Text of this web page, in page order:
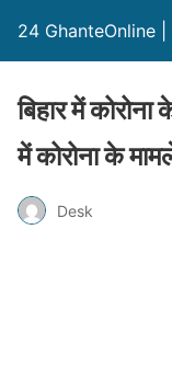
24 GhanteOnline |
बिहार में
में कोरोना के
Desk